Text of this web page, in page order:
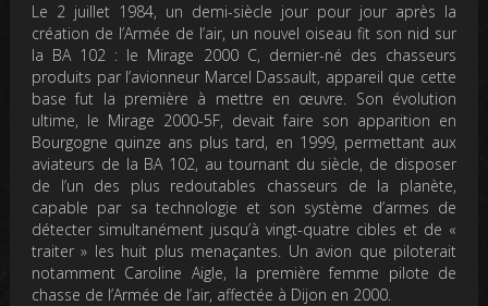
Le 2 juillet 1984, un demi-siècle jour pour jour après la
création de l’Armée de l’air, un nouvel oiseau fit son nid sur
la BA 102 : le Mirage 2000 C, dernier-né des chasseurs
produits par l’avionneur Marcel Dassault, appareil que cette
base fut la première à mettre en œuvre. Son évolution
ultime, le Mirage 2000-5F, devait faire son apparition en
Bourgogne quinze ans plus tard, en 1999, permettant aux
aviateurs de la BA 102, au tournant du siècle, de disposer
de l’un des plus redoutables chasseurs de la planète,
capable par sa technologie et son système d’armes de
détecter simultanément jusqu’à vingt-quatre cibles et de «
traiter » les huit plus menaçantes. Un avion que piloterait
notamment Caroline Aigle, la première femme pilote de
chasse de l’Armée de l’air, affectée à Dijon en 2000.